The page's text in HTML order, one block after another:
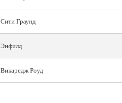
Сити Граунд
Энфилд
Викаредж Роуд